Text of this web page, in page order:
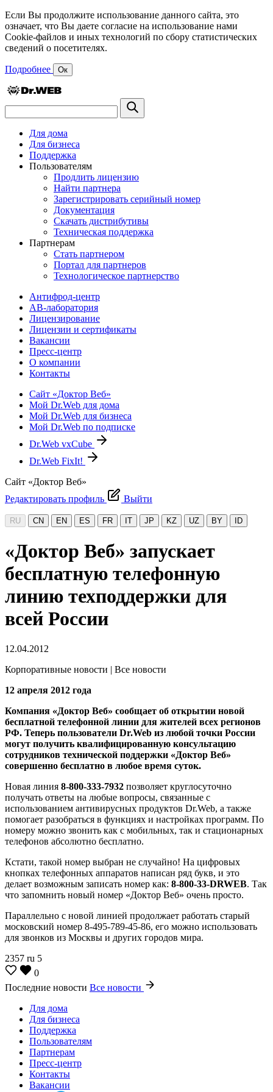
Если Вы продолжите использование данного сайта, это
означает, что Вы даете согласие на использование нами
Cookie-файлов и иных технологий по сбору статистических
сведений о посетителях.
Подробнее Ок
Для дома
Для бизнеса
Поддержка
Пользователям
Продлить лицензию
Найти партнера
Зарегистрировать серийный номер
Документация
Скачать дистрибутивы
Техническая поддержка
Партнерам
Стать партнером
Портал для партнеров
Технологическое партнерство
Антифрод-центр
АВ-лаборатория
Лицензирование
Лицензии и сертификаты
Вакансии
Пресс-центр
О компании
Контакты
Сайт «Доктор Веб»
Мой Dr.Web для дома
Мой Dr.Web для бизнеса
Мой Dr.Web по подписке
Dr.Web vxCube
Dr.Web FixIt!
Сайт «Доктор Веб»
Редактировать профиль
Выйти
RU CN EN ES FR IT JP KZ UZ BY ID
«Доктор Веб» запускает
бесплатную телефонную
линию техподдержки для
всей России
12.04.2012
Корпоративные новости | Все новости
12 апреля 2012 года
Компания «Доктор Веб» сообщает об открытии новой
бесплатной телефонной линии для жителей всех регионов
РФ. Теперь пользователи Dr.Web из любой точки России
могут получить квалифицированную консультацию
сотрудников технической поддержки «Доктор Веб»
совершенно бесплатно в любое время суток.
Новая линия 8-800-333-7932 позволяет круглосуточно
получать ответы на любые вопросы, связанные с
использованием антивирусных продуктов Dr.Web, а также
помогает разобраться в функциях и настройках программ. По
номеру можно звонить как с мобильных, так и стационарных
телефонов абсолютно бесплатно.
Кстати, такой номер выбран не случайно! На цифровых
кнопках телефонных аппаратов написан ряд букв, и это
делает возможным записать номер как: 8-800-33-DRWEB. Так
что запомнить новый номер «Доктор Веб» очень просто.
Параллельно с новой линией продолжает работать старый
московский номер 8-495-789-45-86, его можно использовать
для звонков из Москвы и других городов мира.
2357 ru 5
0
Последние новости Все новости
Для дома
Для бизнеса
Поддержка
Пользователям
Партнерам
Пресс-центр
Контакты
Вакансии